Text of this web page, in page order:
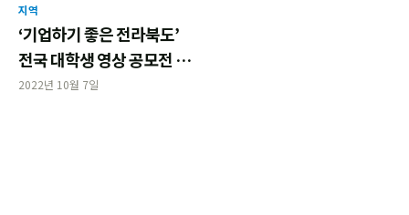
지역
‘기업하기 좋은 전라북도’
전국 대학생 영상 공모전 개
최
2022년 10월 7일